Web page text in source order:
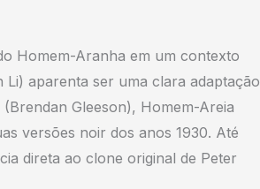
Homem-Aranha em um contexto
aparenta ser uma clara adaptação
Gleeson), Homem-Areia
versões noir dos anos 1930. Até
direta ao clone original de Peter